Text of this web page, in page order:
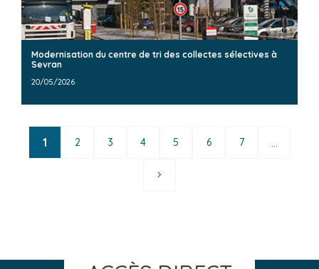
Modernisation du centre de tri des collectes sélectives à
Sevran
20/05/2026
1 2 3 4 5 6 7